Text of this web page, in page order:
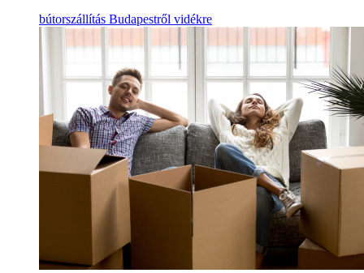
bútorszállítás Budapestről vidékre